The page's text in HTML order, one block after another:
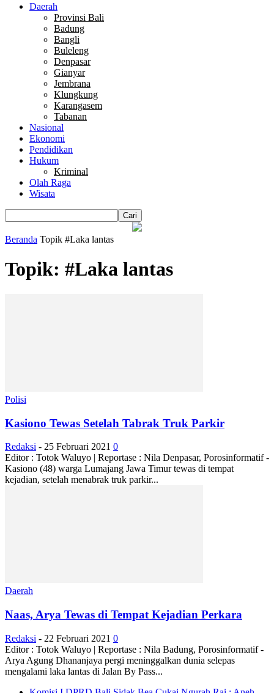
Daerah
Provinsi Bali
Badung
Bangli
Buleleng
Denpasar
Gianyar
Jembrana
Klungkung
Karangasem
Tabanan
Nasional
Ekonomi
Pendidikan
Hukum
Kriminal
Olah Raga
Wisata
Beranda Topik #Laka lantas
Topik: #Laka lantas
Polisi
Kasiono Tewas Setelah Tabrak Truk Parkir
Redaksi - 25 Februari 2021 0
Editor : Totok Waluyo | Reportase : Nila Denpasar, Porosinformatif -
Kasiono (48) warga Lumajang Jawa Timur tewas di tempat
kejadian, setelah menabrak truk parkir...
Daerah
Naas, Arya Tewas di Tempat Kejadian Perkara
Redaksi - 22 Februari 2021 0
Editor : Totok Waluyo | Reportase : Nila Badung, Porosinformatif -
Arya Agung Dhananjaya pergi meninggalkan dunia selepas
mengalami laka lantas di Jalan By Pass...